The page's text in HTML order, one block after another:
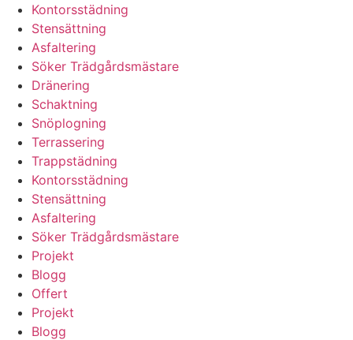
Kontorsstädning
Stensättning
Asfaltering
Söker Trädgårdsmästare
Dränering
Schaktning
Snöplogning
Terrassering
Trappstädning
Kontorsstädning
Stensättning
Asfaltering
Söker Trädgårdsmästare
Projekt
Blogg
Offert
Projekt
Blogg